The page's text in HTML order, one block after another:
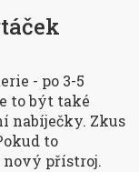
- po 3-5
to být také
nabíječky. Zkus
to
nový přístroj.